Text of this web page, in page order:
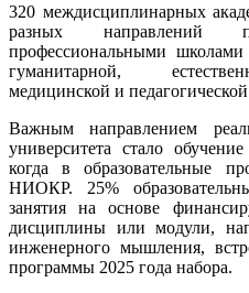
320 междисциплинарных
разных направлений
профессиональными
гуманитарной,
медицинской и
Важным направлением
университета стало
когда в образовательные
НИОКР. 25%
занятия на основе
дисциплины или модули,
инженерного мышления,
программы 2025 года набора.